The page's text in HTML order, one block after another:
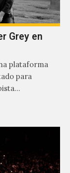
Grey en
plataforma
para